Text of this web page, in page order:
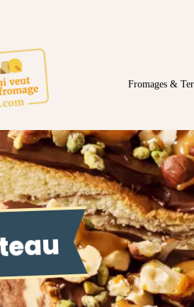
Fromages &